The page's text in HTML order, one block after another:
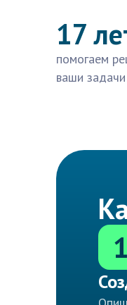
17
помогаем
ваши задачи
1